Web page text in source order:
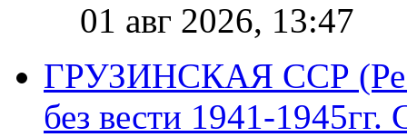
01 авг 2026, 13:47
ГРУЗИНСКАЯ ССР
без вести 1941-